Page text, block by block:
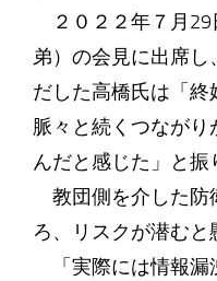
２０２２年７月29
弟）の会見に出席
だした高橋氏は「
脈々と続くつなが
んだと感じた」と振
教団側を介した防
ろ、リスクが潜むと
「実際には情報漏